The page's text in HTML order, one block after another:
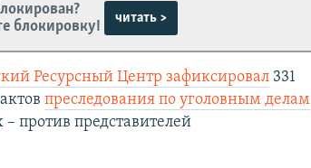
блокировку!
читать >
Ресурсный Центр зафиксировал 331
преследования по уголовным делам
против представителей